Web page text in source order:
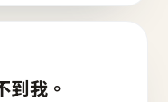
到我。